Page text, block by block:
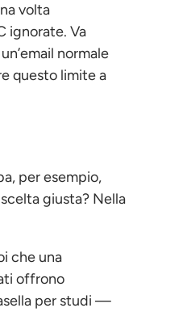
volta
ignorate. Va
normale
questo limite a
per esempio,
giusta? Nella
che una
offrono
per studi —